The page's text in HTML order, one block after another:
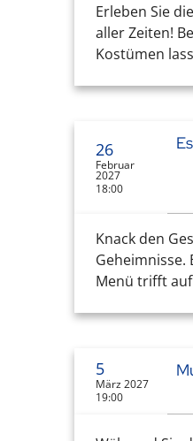
Erleben Sie
aller Zeiten!
Kostümen
26
Februar
2027
18:00
Knack den
Geheimnisse.
Menü trifft auf
5
März 2027
19:00